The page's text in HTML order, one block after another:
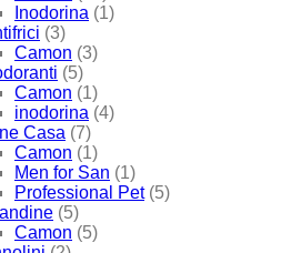
Inodorina (1)
(3)
Camon (3)
(5)
Camon (1)
inodorina (4)
Casa (7)
Camon (1)
Men for San (1)
Professional Pet (5)
(5)
Camon (5)